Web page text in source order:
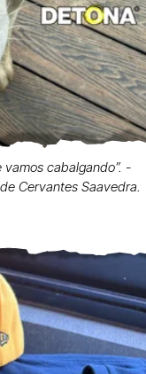
vamos cabalgando”. -
Cervantes Saavedra.